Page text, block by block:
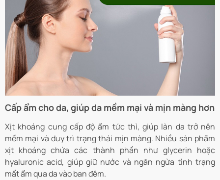
Cấp ẩm cho da, giúp da mềm mại và mịn màng hơn
Xịt khoáng cung cấp độ ẩm tức thì, giúp làn da trở nên
mềm mại và duy trì trạng thái mịn màng. Nhiều sản phẩm
xịt khoáng chứa các thành phần như glycerin hoặc
hyaluronic acid, giúp giữ nước và ngăn ngừa tình trạng
mất ẩm qua da vào ban đêm.